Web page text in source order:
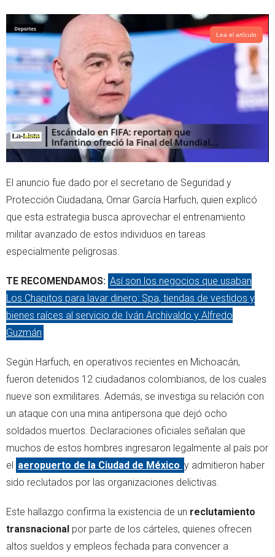
Lea el artículo
El anuncio fue dado por el secretario de Seguridad y
Protección Ciudadana, Omar García Harfuch, quien explicó
que esta estrategia busca aprovechar el entrenamiento
militar avanzado de estos individuos en tareas
especialmente peligrosas.
TE RECOMENDAMOS: Así son los negocios que usaban
Los Chapitos para lavar dinero: Spa, tiendas de vestidos y
bienes raíces al servicio de Iván Archivaldo y Alfredo
Guzmán
Según Harfuch, en operativos recientes en Michoacán,
fueron detenidos 12 ciudadanos colombianos, de los cuales
nueve son exmilitares. Además, se investiga su relación con
un ataque con una mina antipersona que dejó ocho
soldados muertos. Declaraciones oficiales señalan que
muchos de estos hombres ingresaron legalmente al país por
el aeropuerto de la Ciudad de México y admitieron haber
sido reclutados por las organizaciones delictivas.
Este hallazgo confirma la existencia de un reclutamiento
transnacional por parte de los cárteles, quienes ofrecen
altos sueldos y empleos fechada para convencer a